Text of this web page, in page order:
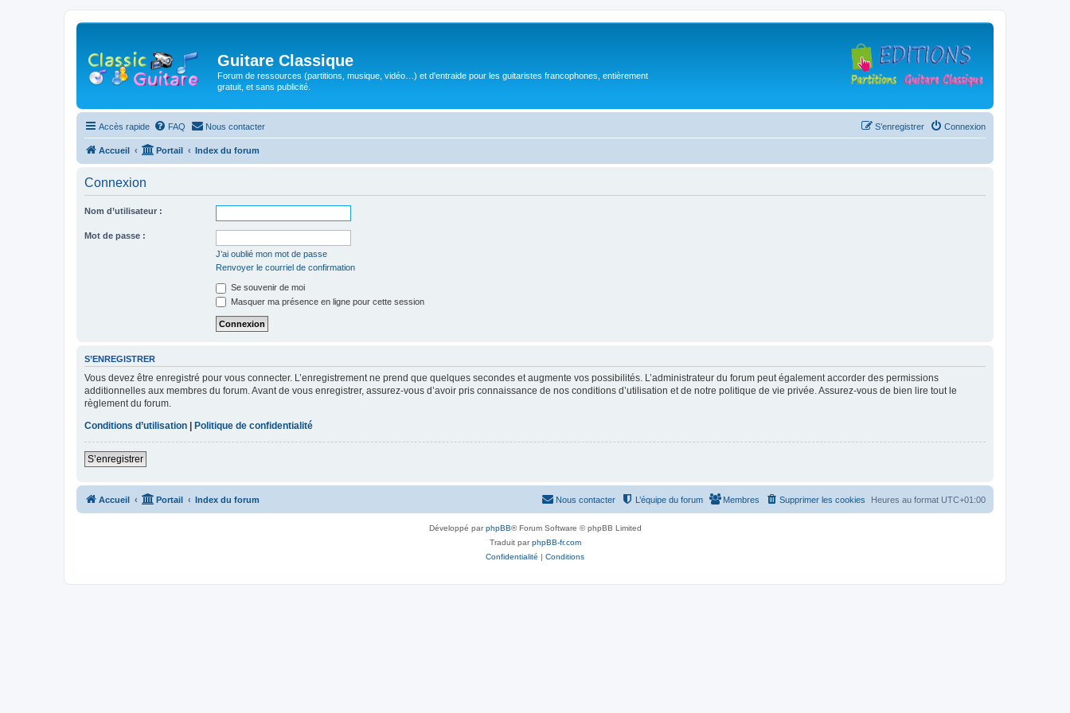
Guitare Classique
Forum de ressources (partitions, musique, vidéo…) et d'entraide pour les guitaristes francophones, entièrement
gratuit, et sans publicité.
Accès rapide FAQ Nous contacter Connexion
S’enregistrer
Accueil Portail Index du forum
Connexion
Nom d’utilisateur :
Mot de passe :
J’ai oublié mon mot de passe
Renvoyer le courriel de confirmation
Se souvenir de moi
Masquer ma présence en ligne pour cette session
S’ENREGISTRER
Vous devez être enregistré pour vous connecter. L’enregistrement ne prend que quelques secondes et augmente vos possibilités. L’administrateur du forum peut également accorder des permissions
additionnelles aux membres du forum. Avant de vous enregistrer, assurez-vous d’avoir pris connaissance de nos conditions d’utilisation et de notre politique de vie privée. Assurez-vous de bien lire tout le
règlement du forum.
Conditions d’utilisation | Politique de confidentialité
S’enregistrer
Accueil Portail Index du forum Heures au format UTC+01:00
Supprimer les cookies
Membres
L’équipe du forum
Nous contacter
Développé parphpBB® Forum Software © phpBB Limited
Traduit parphpBB-fr.com
Confidentialité | Conditions